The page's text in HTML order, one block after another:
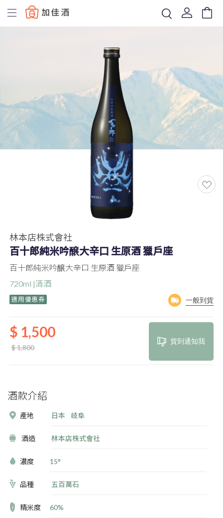
Baccus
林本店株式會社
百十郎純米吟醸大辛口 生原酒 獵戶座
百十郎純米吟醸大辛口 生原酒 獵戶座
720ml |清酒
適用優惠券 一般到貨
$ 1,500
$ 1,800
貨到通知我
酒款介紹
產地 日本 岐阜
酒造 林本店株式會社
濃度 15°
品種 五百萬石
精米度 60%